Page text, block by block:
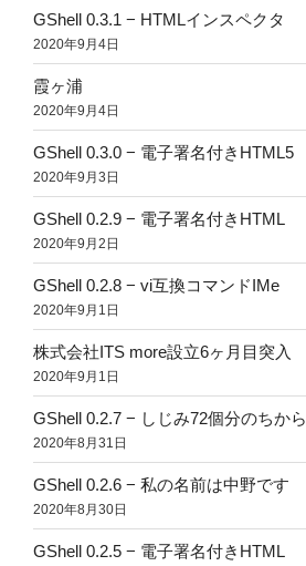
GShell 0.3.1 − HTMLインスペクタ
2020年9月4日
霞ヶ浦
2020年9月4日
GShell 0.3.0 − 電子署名付きHTML5
2020年9月3日
GShell 0.2.9 − 電子署名付きHTML
2020年9月2日
GShell 0.2.8 − vi互換コマンドIMe
2020年9月1日
株式会社ITS more設立6ヶ月目突入
2020年9月1日
GShell 0.2.7 − しじみ72個分のちから
2020年8月31日
GShell 0.2.6 − 私の名前は中野です
2020年8月30日
GShell 0.2.5 − 電子署名付きHTML